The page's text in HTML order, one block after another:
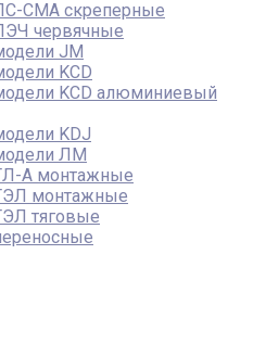
СМА скреперные
червячные
JM
KCD
KCD алюминиевый
KDJ
ЛМ
А монтажные
монтажные
тяговые